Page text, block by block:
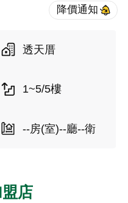
透天厝
1~5/5樓
--房(室)--廳--衛
店